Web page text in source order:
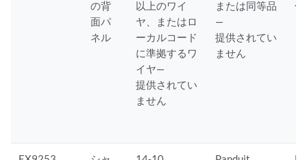
の背
面パ
ネル
以上のワイ
ヤ、またはロ
ーカルコード
に準拠するワ
イヤ—
提供されてい
ません
または同等品
—
提供されてい
ません